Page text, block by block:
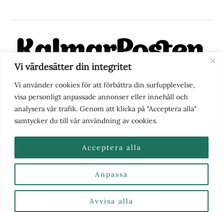
Vi värdesätter din integritet
Vi använder cookies för att förbättra din surfupplevelse,
visa personligt anpassade annonser eller innehåll och
analysera vår trafik. Genom att klicka på "Acceptera alla"
samtycker du till vår användning av cookies.
Anpassa
Avvisa alla
Acceptera alla
KalmarPosten är en modern lokalnyhetstidning på nätet. Med
fokus på Kalmarregionen, men också med blick för det större
perspektivet, vill vi vara din självklara kanal för nyheter,
berättelser och engagemang. KalmarPosten grundades 1988 och
fick nya ägare 2025.
Nyhetstips eller frågor?Kontakta oss
2026 | Kalmarposten.se |Se alla Kategorier & Ämnen
här